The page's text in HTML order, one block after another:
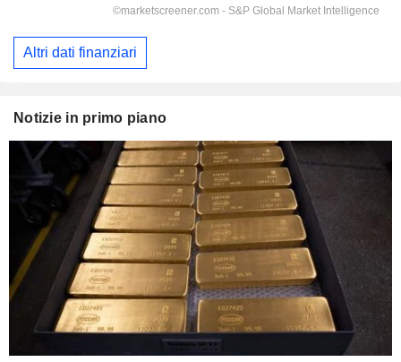
Altri dati finanziari
Notizie in primo piano